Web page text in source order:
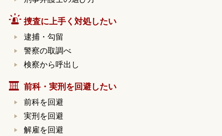
捜査に上手く対処したい
逮捕・勾留
警察の取調べ
検察から呼出し
前科・実刑を回避したい
前科を回避
実刑を回避
解雇を回避